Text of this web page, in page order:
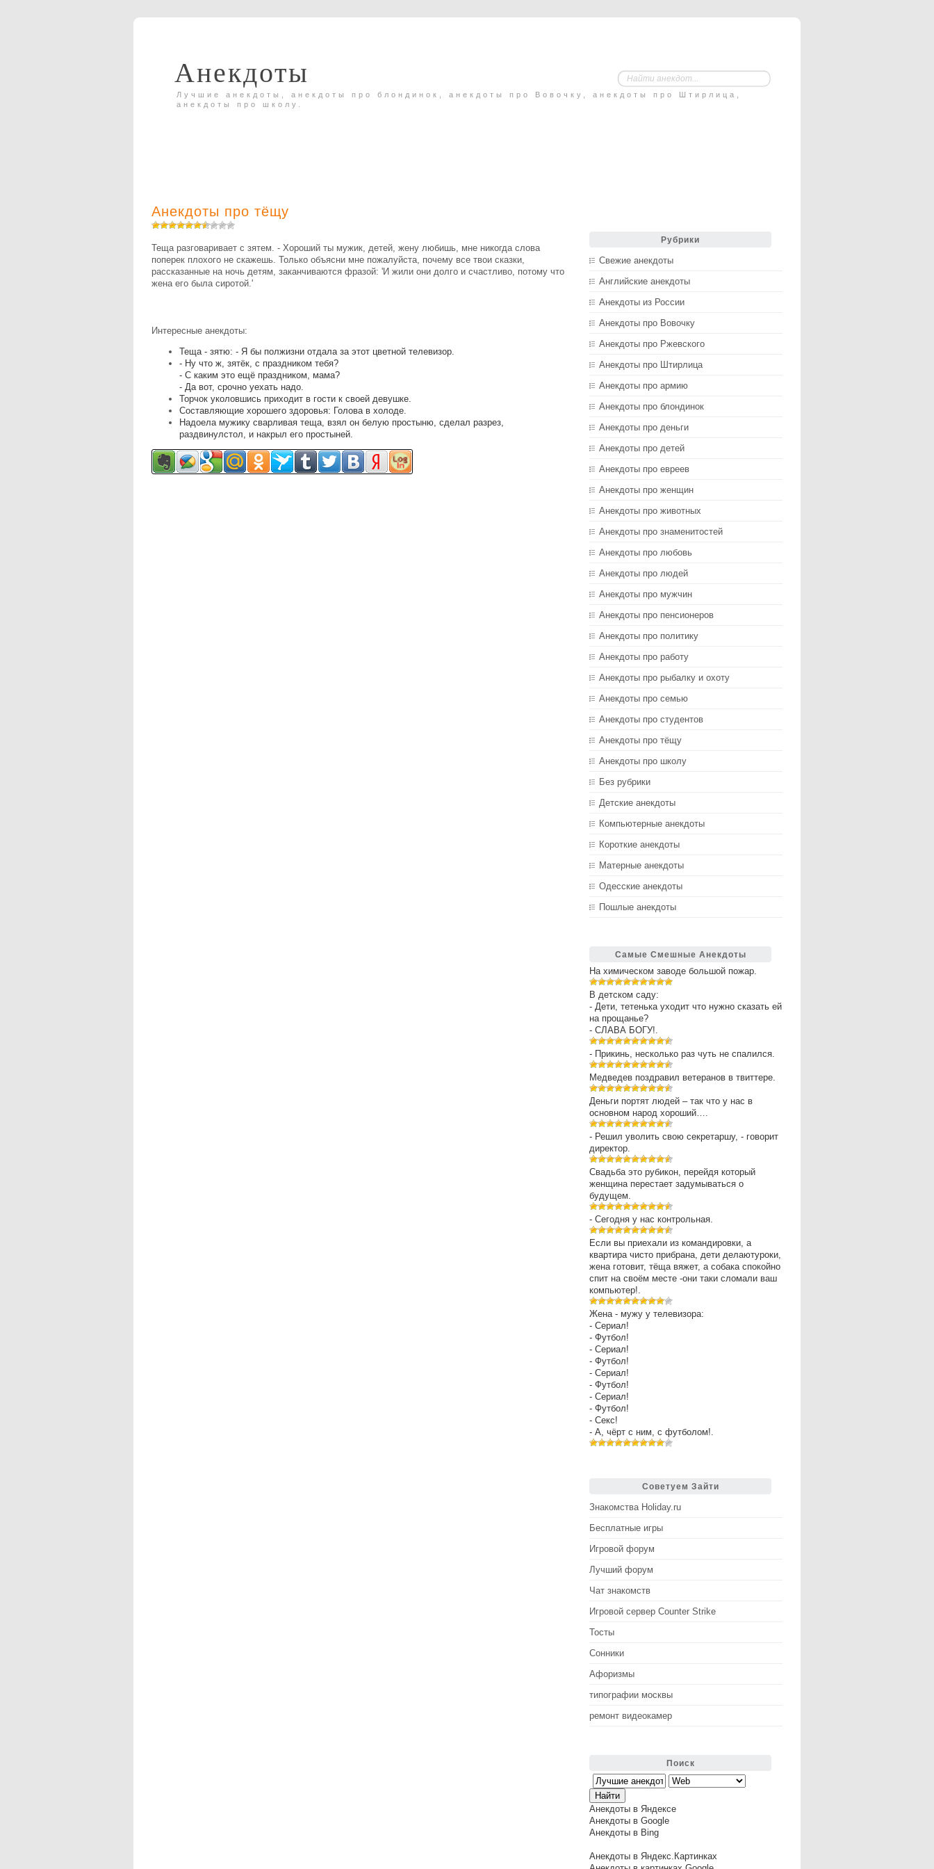
Анекдоты
Лучшие анекдоты, анекдоты про блондинок, анекдоты про Вовочку, анекдоты про Штирлица,
анекдоты про школу.
Анекдоты про тёщу
Теща разговаривает с зятем. - Хороший ты мужик, детей, жену любишь, мне никогда слова
поперек плохого не скажешь. Только объясни мне пожалуйста, почему все твои сказки,
рассказанные на ночь детям, заканчиваются фразой: 'И жили они долго и счастливо, потому что
жена его была сиротой.'
Интересные анекдоты:
Теща - зятю: - Я бы полжизни отдала за этот цветной телевизор.
- Ну что ж, зятёк, с праздником тебя?
- С каким это ещё праздником, мама?
- Да вот, срочно уехать надо.
Торчок уколовшись приходит в гости к своей девушке.
Составляющие хорошего здоровья: Голова в холоде.
Надоела мужику сварливая теща, взял он белую простыню, сделал разрез,
раздвинулстол, и накрыл его простыней.
Рубрики
Свежие анекдоты
Английские анекдоты
Анекдоты из России
Анекдоты про Вовочку
Анекдоты про Ржевского
Анекдоты про Штирлица
Анекдоты про армию
Анекдоты про блондинок
Анекдоты про деньги
Анекдоты про детей
Анекдоты про евреев
Анекдоты про женщин
Анекдоты про животных
Анекдоты про знаменитостей
Анекдоты про любовь
Анекдоты про людей
Анекдоты про мужчин
Анекдоты про пенсионеров
Анекдоты про политику
Анекдоты про работу
Анекдоты про рыбалку и охоту
Анекдоты про семью
Анекдоты про студентов
Анекдоты про тёщу
Анекдоты про школу
Без рубрики
Детские анекдоты
Компьютерные анекдоты
Короткие анекдоты
Матерные анекдоты
Одесские анекдоты
Пошлые анекдоты
Самые Смешные Анекдоты
На химическом заводе большой пожар.
В детском саду:
- Дети, тетенька уходит что нужно сказать ей
на прощанье?
- СЛАВА БОГУ!.
- Прикинь, несколько раз чуть не спалился.
Медведев поздравил ветеранов в твиттере.
Деньги портят людей – так что у нас в
основном народ хороший….
- Решил уволить свою секретаршу, - говорит
директор.
Свадьба это рубикон, перейдя который
женщина перестает задумываться о
будущем.
- Сегодня у нас контрольная.
Если вы приехали из командировки, а
квартира чисто прибрана, дети делаютуроки,
жена готовит, тёща вяжет, а собака спокойно
спит на своём месте -они таки сломали ваш
компьютер!.
Жена - мужу у телевизора:
- Сериал!
- Футбол!
- Сериал!
- Футбол!
- Сериал!
- Футбол!
- Сериал!
- Футбол!
- Секс!
- А, чёрт с ним, с футболом!.
Советуем Зайти
Знакомства Holiday.ru
Бесплатные игры
Игровой форум
Лучший форум
Чат знакомств
Игровой сервер Counter Strike
Тосты
Сонники
Афоризмы
типографии москвы
ремонт видеокамер
Поиск
Анекдоты в Яндексе
Анекдоты в Google
Анекдоты в Bing
Анекдоты в Яндекс.Картинках